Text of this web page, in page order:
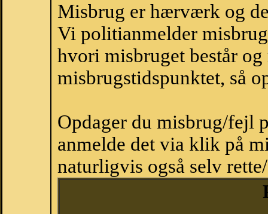
Misbrug er hærværk og
Vi politianmelder
hvori misbruget består
misbrugstidspunktet, så
Opdager du misbrug/fejl
anmelde det via klik på
naturligvis også selv